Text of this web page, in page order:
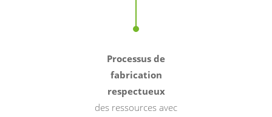
Processus de
fabrication
respectueux
des ressources avec